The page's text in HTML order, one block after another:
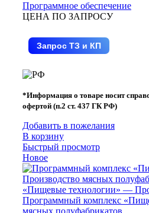
Программное обеспечение
ЦЕНА ПО ЗАПРОСУ
Запрос ТЗ и КП
*Информация о товаре носит
офертой (п.2 ст. 437 ГК РФ)
Добавить в пожелания
В корзину
Быстрый просмотр
Новое